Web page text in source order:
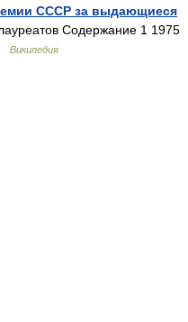
СССР за выдающиеся
Содержание 1 1975
Википедия